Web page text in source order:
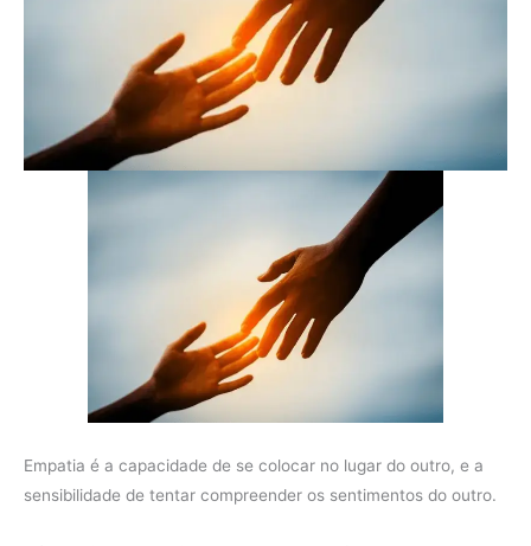
Empatia é a capacidade de se colocar no lugar do outro, e a
sensibilidade de tentar compreender os sentimentos do outro.